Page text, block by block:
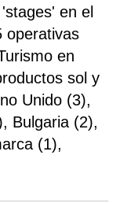
en el
operativas
en
sol y
Unido (3),
Bulgaria (2),
(1),